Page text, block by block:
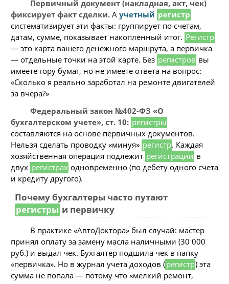
Первичный документ (накладная, акт, чек)
фиксирует факт сделки. А учетный регистр
систематизирует эти факты: группирует по счетам,
датам, сумме, показывает накопленный итог. Регистр
— это карта вашего денежного маршрута, а первичка
— отдельные точки на этой карте. Без регистров вы
имеете гору бумаг, но не имеете ответа на вопрос:
«Сколько я реально заработал на ремонте двигателей
за вчера?»
Федеральный закон №402-ФЗ «О
бухгалтерском учете», ст. 10: регистры
составляются на основе первичных документов.
Нельзя сделать проводку «минуя» регистр. Каждая
хозяйственная операция подлежит регистрации в
двух регистрах одновременно (по дебету одного счета
и кредиту другого).
Почему бухгалтеры часто путают
регистры и первичку
В практике «АвтоДоктора» был случай: мастер
принял оплату за замену масла наличными (30 000
руб.) и выдал чек. Бухгалтер подшила чек в папку
«первичка». Но в журнал учета доходов (регистр) эта
сумма не попала — потому что «мелкий ремонт,